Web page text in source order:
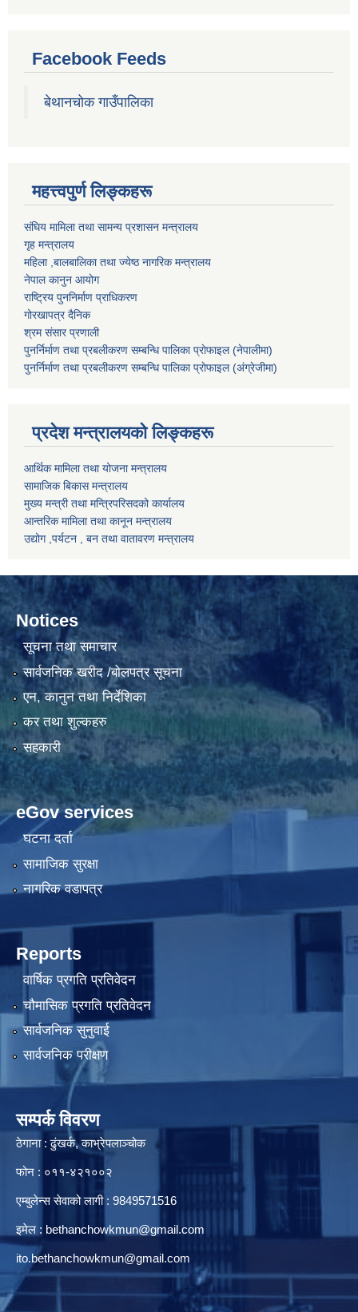
Facebook Feeds
बेथानचोक गाउँपालिका
महत्त्वपुर्ण लिङ्कहरू
संघिय मामिला तथा सामन्य प्रशासन मन्त्रालय
गृह मन्त्रालय
महिला ,बालबालिका तथा ज्येष्ठ नागरिक मन्त्रालय
नेपाल कानुन आयोग
राष्ट्रिय पुननिर्माण प्राधिकरण
गोरखापत्र दैनिक
श्रम संसार प्रणाली
पुनर्निर्माण तथा प्रबलीकरण सम्बन्धि पालिका प्राेफाइल (नेपालीमा)
पुनर्निर्माण तथा प्रबलीकरण सम्बन्धि पालिका प्राेफाइल(अंग्रेजीमा)
प्रदेश मन्त्रालयको लिङ्कहरू
आर्थिक मामिला तथा योजना मन्त्रालय
सामाजिक बिकास मन्त्रालय
मुख्य मन्त्री तथा मन्त्रिपरिसदको कार्यालय
आन्तरिक मामिला तथा कानून मन्त्रालय
उद्योग ,पर्यटन , बन तथा वातावरण मन्त्रालय
Notices
सूचना तथा समाचार
सार्वजनिक खरीद /बोलपत्र सूचना
एन, कानुन तथा निर्देशिका
कर तथा शुल्कहरु
सहकारी
eGov services
घटना दर्ता
सामाजिक सुरक्षा
नागरिक वडापत्र
Reports
वार्षिक प्रगति प्रतिवेदन
चौमासिक प्रगति प्रतिवेदन
सार्वजनिक सुनुवाई
सार्वजनिक परीक्षण
सम्पर्क विवरण
ठेगाना : ढुंखर्क, काभ्रेपलाञ्चोक
फोन : ०११-४२१००२
एम्बुलेन्स सेवाको लागी : 9849571516
इमेल : bethanchowkmun@gmail.com
ito.bethanchowkmun@gmail.com